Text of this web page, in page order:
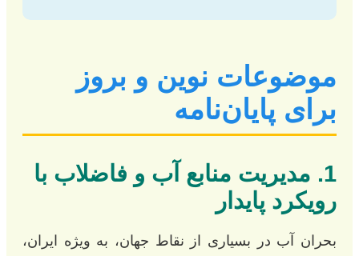
موضوعات نوین و بروز
برای پایان‌نامه
1. مدیریت منابع آب و فاضلاب با
رویکرد پایدار
بحران آب در بسیاری از نقاط جهان، به ویژه ایران،